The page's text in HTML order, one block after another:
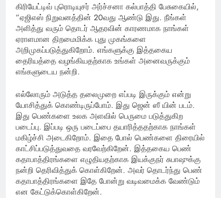
கிரியேட்டிவ் புரொடியுசர் அர்ச்சனா கல்பாத்தி பேசுகையில்,
”ஏஜிஎஸ் நிறுவனத்தின் 20வது ஆண்டு இது. நீங்கள்
அளித்து வரும் தொடர் ஆதரவின் காரணமாக நாங்கள்
ஏராளமான திறமைமிக்க புது முகங்களை
அறிமுகப்படுத்துகிறோம். எங்களுக்கு இத்தகைய
தைரியத்தை வழங்கியதற்காக உங்கள் அனைவருக்கும்
எங்களுடைய நன்றி.
எல்லோரும் அடுத்த தலைமுறை எப்படி இருக்கும் என்று
யோசித்துக் கொண்டிருப்போம். இது ஜென் ஸீ யின் படம்.
இது பெண்களை உலக அளவில் பெருமை படுத்துகிற
படைப்பு. இப்படி ஒரு படைப்பை தயாரித்ததற்காக நாங்கள்
மகிழ்ச்சி அடைகிறோம். இதை போல் பெண்களை திரையில்
காட்சிப்படுத்துவதை வரவேற்கிறேன். இத்தகைய பெண்
கதாபாத்திரங்களை எழுதியதற்காக இயக்குநர் சுபாஷுக்கு
நன்றி தெரிவித்துக் கொள்கிறேன். அவர் தொடர்ந்து பெண்
கதாபாத்திரங்களை இதே போன்று வடிவமைக்க வேண்டும்
என கேட்டுக்கொள்கிறேன்.‌